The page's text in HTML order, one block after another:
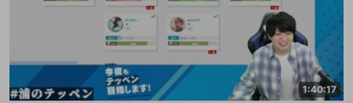
1:40:17